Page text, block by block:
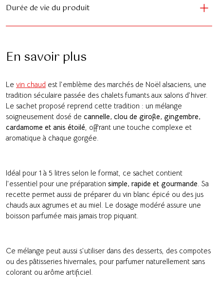
Durée de vie du produit
En savoir plus
Le vin chaud est l’emblème des marchés de Noël alsaciens, une
tradition séculaire passée des chalets fumants aux salons d’hiver.
Le sachet proposé reprend cette tradition : un mélange
soigneusement dosé de cannelle, clou de girofle, gingembre,
cardamome et anis étoilé, offrant une touche complexe et
aromatique à chaque gorgée.
Idéal pour 1 à 5 litres selon le format, ce sachet contient
l’essentiel pour une préparation simple, rapide et gourmande. Sa
recette permet aussi de préparer du vin blanc épicé ou des jus
chauds aux agrumes et au miel. Le dosage modéré assure une
boisson parfumée mais jamais trop piquant.
Ce mélange peut aussi s’utiliser dans des desserts, des compotes
ou des pâtisseries hivernales, pour parfumer naturellement sans
colorant ou arôme artificiel.